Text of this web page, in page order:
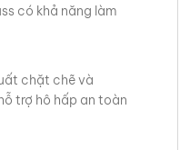
có khả năng làm
chặt chẽ và
trợ hô hấp an toàn